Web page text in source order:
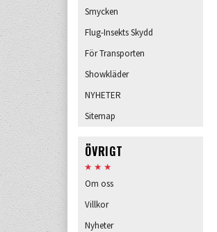
Smycken
Flug-Insekts Skydd
För Transporten
Showkläder
NYHETER
Sitemap
ÖVRIGT
Om oss
Villkor
Nyheter